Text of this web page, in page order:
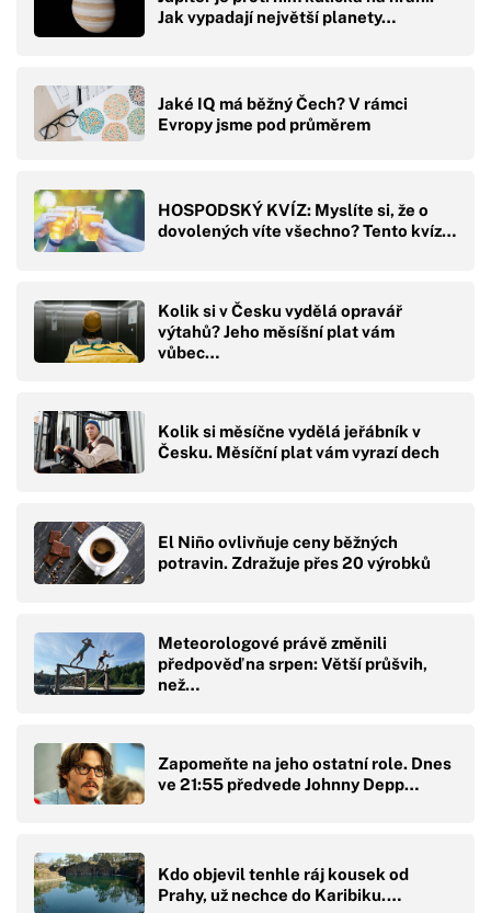
Jak vypadají největší planety…
Jaké IQ má běžný Čech? V rámci
Evropy jsme pod průměrem
HOSPODSKÝ KVÍZ: Myslíte si, že o
dovolených víte všechno? Tento kvíz…
Kolik si v Česku vydělá opravář
výtahů? Jeho měsíšní plat vám
vůbec…
Kolik si měsíčne vydělá jeřábník v
Česku. Měsíční plat vám vyrazí dech
El Niño ovlivňuje ceny běžných
potravin. Zdražuje přes 20 výrobků
Meteorologové právě změnili
předpověď na srpen: Větší průšvih,
než…
Zapomeňte na jeho ostatní role. Dnes
ve 21:55 předvede Johnny Depp…
Kdo objevil tenhle ráj kousek od
Prahy, už nechce do Karibiku.…